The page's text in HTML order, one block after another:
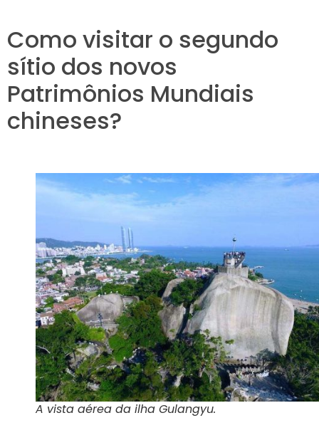
Como visitar o segundo
sítio dos novos
Patrimônios Mundiais
chineses?
A vista aérea da ilha Gulangyu.